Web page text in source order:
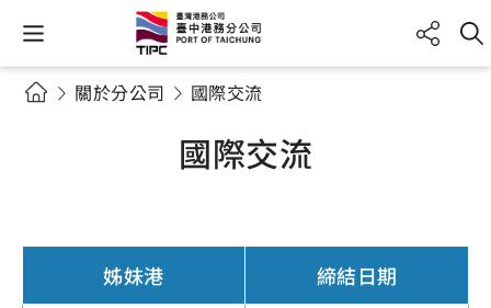
關於分公司 國際交流
國際交流
姊妹港 締結日期